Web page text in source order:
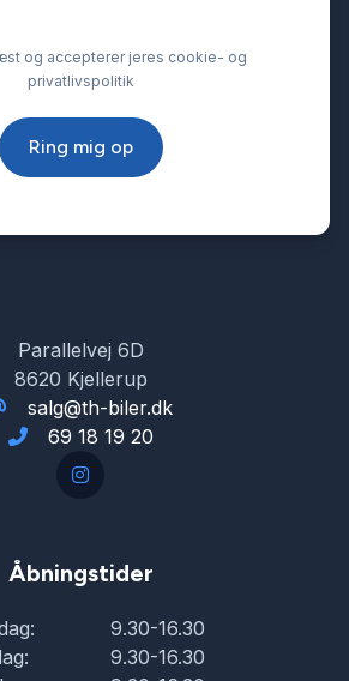
via bluetooth
bagved
foran
og accepterer jeres cookie- og
privatlivspolitik
Ring mig op
Parallelvej 6D
8620 Kjellerup
salg@th-biler.dk
69 18 19 20
Åbningstider
9.30-16.30
9.30-16.30